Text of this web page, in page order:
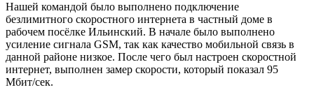
Нашей командой было выполнено подключение
безлимитного скоростного интернета в частный доме в
рабочем посёлке Ильинский. В начале было выполнено
усиление сигнала GSM, так как качество мобильной связь в
данной районе низкое. После чего был настроен скоростной
интернет, выполнен замер скорости, который показал 95
Мбит/сек.